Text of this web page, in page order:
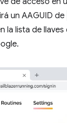
un AAGUID de
la lista de